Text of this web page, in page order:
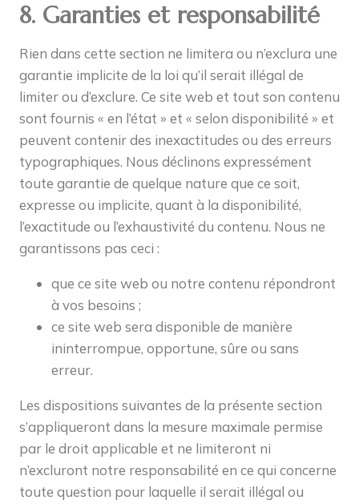
8. Garanties et responsabilité
Rien dans cette section ne limitera ou n’exclura une
garantie implicite de la loi qu’il serait illégal de
limiter ou d’exclure. Ce site web et tout son contenu
sont fournis « en l’état » et « selon disponibilité » et
peuvent contenir des inexactitudes ou des erreurs
typographiques. Nous déclinons expressément
toute garantie de quelque nature que ce soit,
expresse ou implicite, quant à la disponibilité,
l’exactitude ou l’exhaustivité du contenu. Nous ne
garantissons pas ceci :
que ce site web ou notre contenu répondront
à vos besoins ;
ce site web sera disponible de manière
ininterrompue, opportune, sûre ou sans
erreur.
Les dispositions suivantes de la présente section
s’appliqueront dans la mesure maximale permise
par le droit applicable et ne limiteront ni
n’excluront notre responsabilité en ce qui concerne
toute question pour laquelle il serait illégal ou